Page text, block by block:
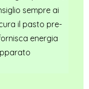
sempre ai
il pasto pre-
energia